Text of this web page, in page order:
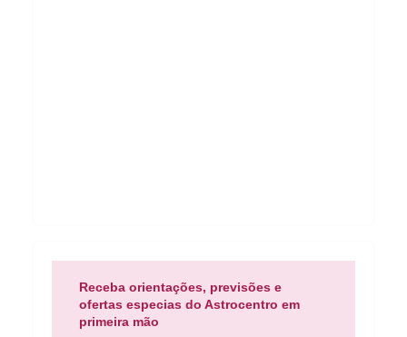
Receba orientações, previsões e
ofertas especias do Astrocentro em
primeira mão